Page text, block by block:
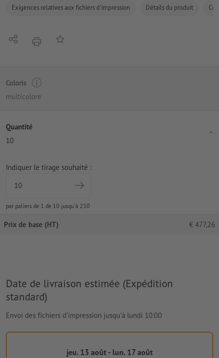
Exigences relatives aux fichiers d'impression Détails du produit
PartagerimprimerAjouter à liste d'article
Coloris
multicolore
Quantité
10
Indiquer le tirage souhaité :
par paliers de 1 de 10 jusqu'à 250
Prix de base (HT) € 477,26
Date de livraison estimée (Expédition
standard)
Envoi des fichiers d'impression jusqu'à lundi 10:00
jeu. 13 août - lun. 17 août